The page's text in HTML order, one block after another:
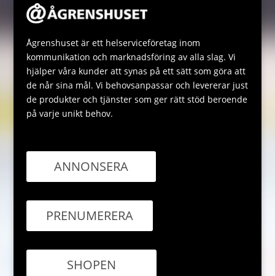
Ågrenshuset är ett helserviceföretag inom
kommunikation och marknadsföring av alla slag. Vi
hjälper våra kunder att synas på ett sätt som göra att
de når sina mål. Vi behovsanpassar och levererar just
de produkter och tjänster som ger rätt stöd beroende
på varje unikt behov.
ANNONSERA
PRENUMERERA
SHOPEN